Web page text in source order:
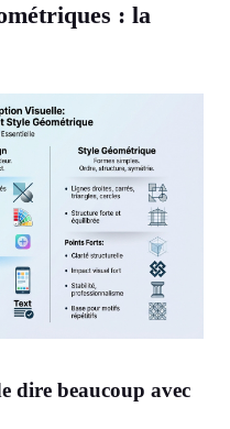
: la
dire beaucoup avec